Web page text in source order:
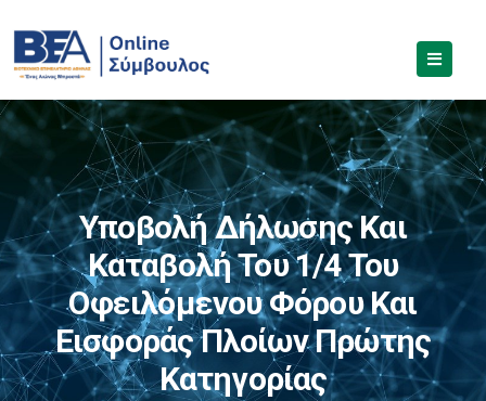
Υποβολή Δήλωσης Και
Καταβολή Του 1/4 Του
Οφειλόμενου Φόρου Και
Εισφοράς Πλοίων Πρώτης
Κατηγορίας